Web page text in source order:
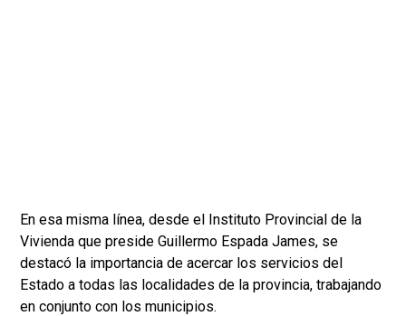
En esa misma línea, desde el Instituto Provincial de la
Vivienda que preside Guillermo Espada James, se
destacó la importancia de acercar los servicios del
Estado a todas las localidades de la provincia, trabajando
en conjunto con los municipios.